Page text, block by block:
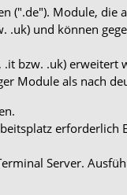
Module, die
und können
bzw. .uk) erweitert
Module als nach
erforderlich
Server.